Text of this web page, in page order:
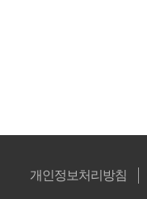
개인정보처리방침